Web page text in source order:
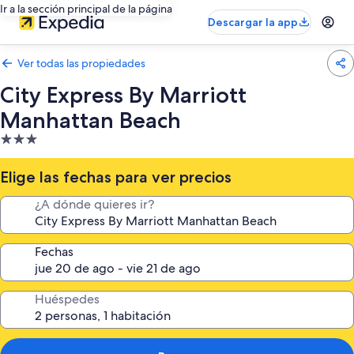
Ir a la sección principal de la página
Descargar la app
Ver todas las propiedades
City Express By Marriott
Manhattan Beach
Propiedad
de
3.0
estrellas
Elige las fechas para ver precios
¿A dónde quieres ir?
Fechas
Huéspedes